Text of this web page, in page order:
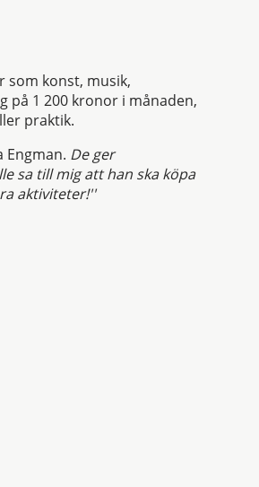
konst, musik,
på 1 200 kronor i månaden,
praktik.
Engman. De ger
sa till mig att han ska köpa
aktiviteter!''